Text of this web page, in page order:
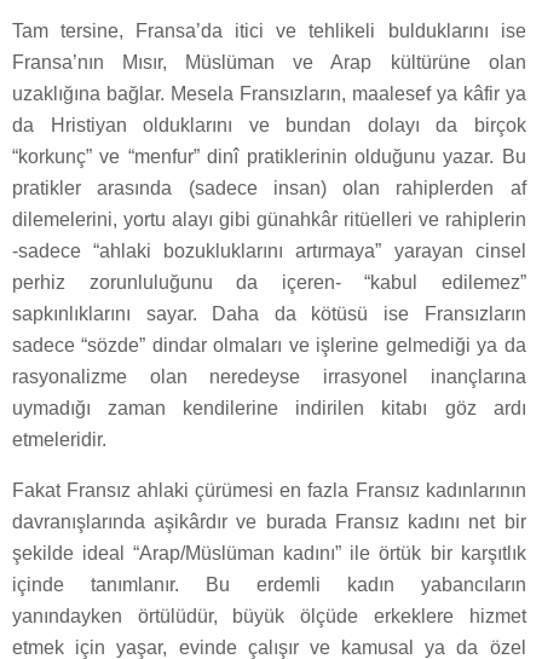
Tam tersine, Fransa’da itici ve tehlikeli bulduklarını ise
Fransa’nın Mısır, Müslüman ve Arap kültürüne olan
uzaklığına bağlar. Mesela Fransızların, maalesef ya kâfir ya
da Hristiyan olduklarını ve bundan dolayı da birçok
“korkunç” ve “menfur” dinî pratiklerinin olduğunu yazar. Bu
pratikler arasında (sadece insan) olan rahiplerden af
dilemelerini, yortu alayı gibi günahkâr ritüelleri ve rahiplerin
-sadece “ahlaki bozukluklarını artırmaya” yarayan cinsel
perhiz zorunluluğunu da içeren- “kabul edilemez”
sapkınlıklarını sayar. Daha da kötüsü ise Fransızların
sadece “sözde” dindar olmaları ve işlerine gelmediği ya da
rasyonalizme olan neredeyse irrasyonel inançlarına
uymadığı zaman kendilerine indirilen kitabı göz ardı
etmeleridir.
Fakat Fransız ahlaki çürümesi en fazla Fransız kadınlarının
davranışlarında aşikârdır ve burada Fransız kadını net bir
şekilde ideal “Arap/Müslüman kadını” ile örtük bir karşıtlık
içinde tanımlanır. Bu erdemli kadın yabancıların
yanındayken örtülüdür, büyük ölçüde erkeklere hizmet
etmek için yaşar, evinde çalışır ve kamusal ya da özel